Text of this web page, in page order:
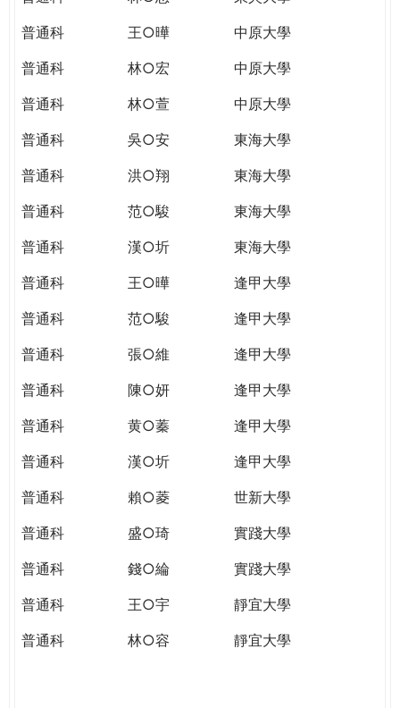
普通科
王○曄
中原大學
普通科
林○宏
中原大學
普通科
林○萱
中原大學
普通科
吳○安
東海大學
普通科
洪○翔
東海大學
普通科
范○駿
東海大學
普通科
漢○圻
東海大學
普通科
王○曄
逢甲大學
普通科
范○駿
逢甲大學
普通科
張○維
逢甲大學
普通科
陳○妍
逢甲大學
普通科
黄○蓁
逢甲大學
普通科
漢○圻
逢甲大學
普通科
賴○菱
世新大學
普通科
盛○琦
實踐大學
普通科
錢○綸
實踐大學
普通科
王○宇
靜宜大學
普通科
林○容 靜宜大學